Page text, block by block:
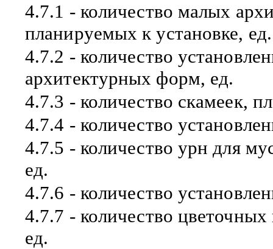
4.7.1 - количество малых
планируемых к установке, ед.
4.7.2 - количество
архитектурных форм, ед.
4.7.3 - количество скамеек,
4.7.4 - количество
4.7.5 - количество урн для
ед.
4.7.6 - количество
4.7.7 - количество
ед.